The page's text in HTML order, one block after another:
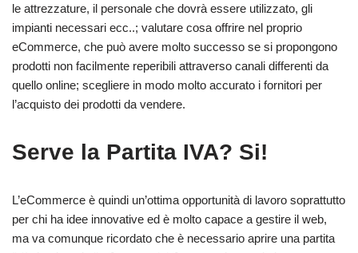
le attrezzature, il personale che dovrà essere utilizzato, gli
impianti necessari ecc..; valutare cosa offrire nel proprio
eCommerce, che può avere molto successo se si propongono
prodotti non facilmente reperibili attraverso canali differenti da
quello online; scegliere in modo molto accurato i fornitori per
l’acquisto dei prodotti da vendere.
Serve la Partita IVA? Si!
L’eCommerce è quindi un’ottima opportunità di lavoro soprattutto
per chi ha idee innovative ed è molto capace a gestire il web,
ma va comunque ricordato che è necessario aprire una partita